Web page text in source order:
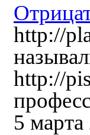
http://
http://
5